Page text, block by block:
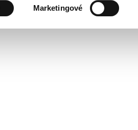
Marketingové